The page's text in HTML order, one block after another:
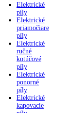
Elektrické
píly
Elektrické
priamočiare
píly
Elektrické
ručné
kotúčové
píly
Elektrické
ponorné
píly
Elektrické
kapovacie